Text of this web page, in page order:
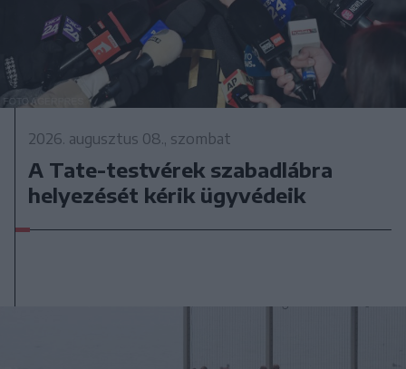
2026. augusztus 08., szombat
A Tate-testvérek szabadlábra
helyezését kérik ügyvédeik